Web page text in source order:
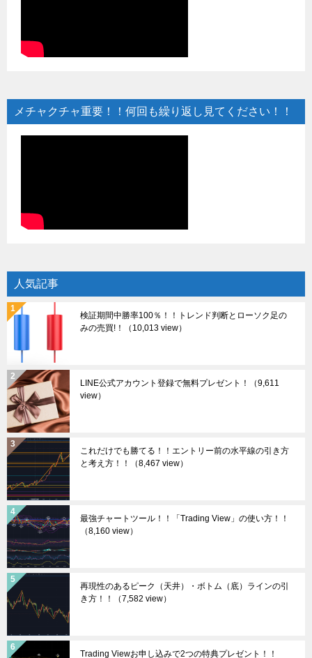
メチャクチャ重要！！何回も繰り返し見てください！！
人気記事
検証期間中勝率100％！！トレンド判断とローソク足の
みの売買!！
（10,013 view）
LINE公式アカウント登録で無料プレゼント！
（9,611
view）
これだけでも勝てる！！エントリー前の水平線の引き方
と考え方！！
（8,467 view）
最強チャートツール！！「Trading View」の使い方！！
（8,160 view）
再現性のあるピーク（天井）・ボトム（底）ラインの引
き方！！
（7,582 view）
Trading Viewお申し込みで2つの特典プレゼント！！